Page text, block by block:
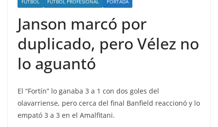
FÚTBOL FÚTBOL PROFESIONAL PORTADA
Janson marcó por
duplicado, pero Vélez no
lo aguantó
El “Fortín” lo ganaba 3 a 1 con dos goles del
olavarriense, pero cerca del final Banfield reaccionó y lo
empató 3 a 3 en el Amalfitani.